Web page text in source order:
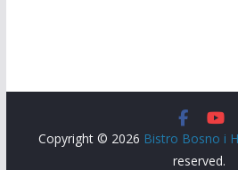
Copyright © 2026 Bistro Bosno i
reserved.